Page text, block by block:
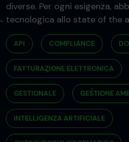
diverse. Per ogni esigenza,
tecnologica allo state of the
API COMPLIANCE
FATTURAZIONE ELETTRONICA
GESTIONALE GESTIONE
INTELLIGENZA ARTIFICIALE